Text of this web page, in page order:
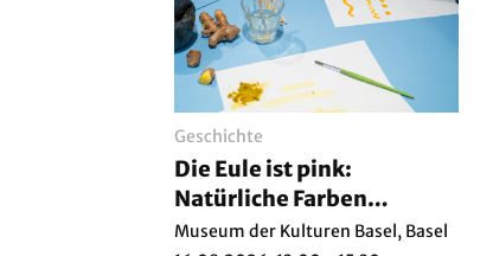
Geschichte
Die Eule ist pink:
Natürliche Farben
herstellen
Museum der Kulturen Basel, Basel